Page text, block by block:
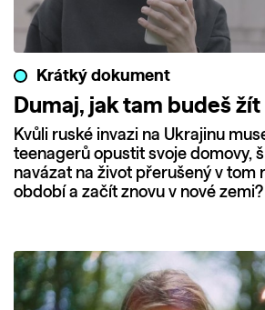
Krátký dokument
Dumaj, jak tam budeš žít
Kvůli ruské invazi na Ukrajinu
teenagerů opustit svoje domovy,
navázat na život přerušený v tom
období a začít znovu v nové zemi?